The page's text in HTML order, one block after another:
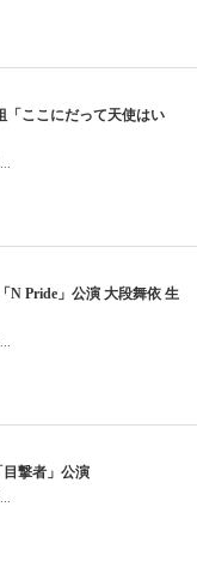
「ここにだって天使はい
N Pride」公演 大段舞依 生
目撃者」公演